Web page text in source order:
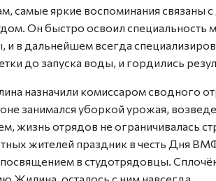
самые яркие воспоминания связаны
Он быстро освоил специальность
и в дальнейшем всегда
до запуска воды, и гордились
назначили комиссаром сводного
занимался уборкой урожая,
жизнь отрядов не ограничивалась
жителей праздник в честь Дня
в студотрядовцы.
Жилина, осталось с ним навсегда.